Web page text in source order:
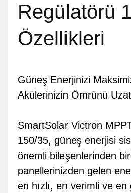
Regülatörü
Özellikleri
Güneş Enerjinizi
Akülerinizin Ömrünü
SmartSolar Victron
150/35, güneş enerjisi
önemli bileşenlerinden
panellerinizden gelen
en hızlı, en verimli ve